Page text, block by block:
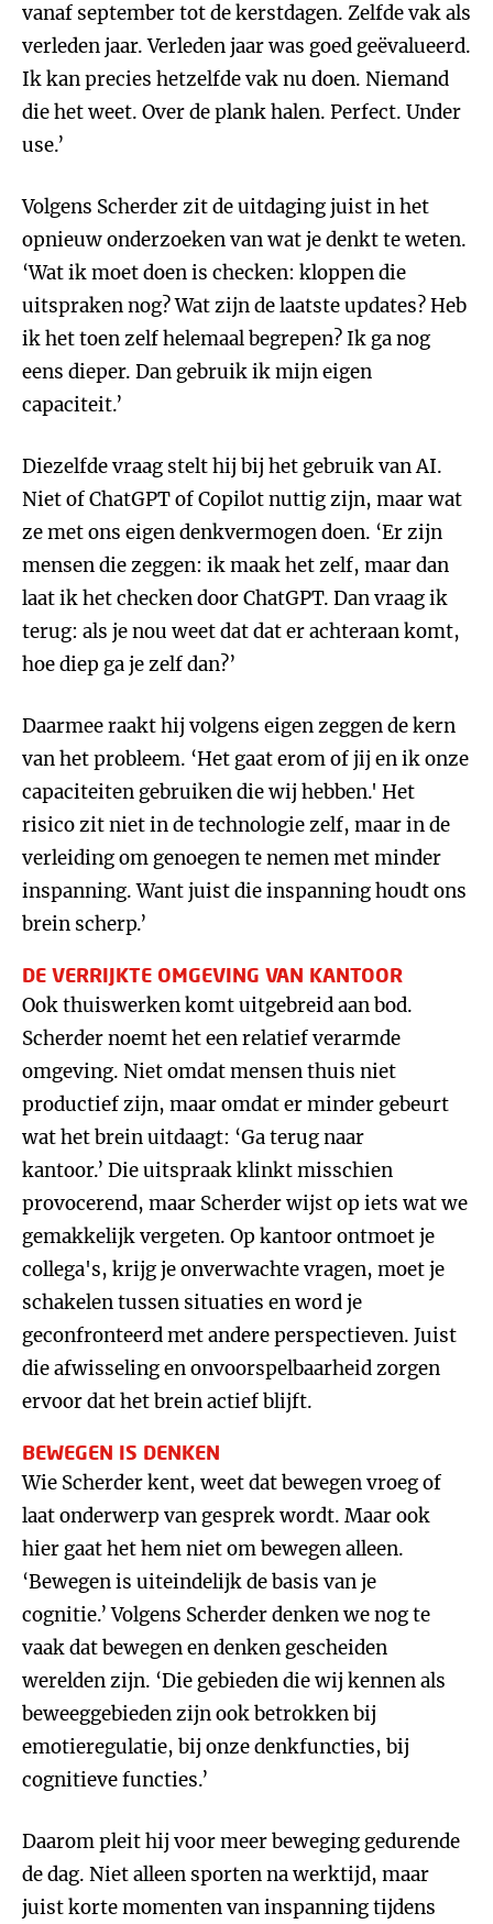
vanaf september tot de kerstdagen. Zelfde vak als
verleden jaar. Verleden jaar was goed geëvalueerd.
Ik kan precies hetzelfde vak nu doen. Niemand
die het weet. Over de plank halen. Perfect. Under
use.’
Volgens Scherder zit de uitdaging juist in het
opnieuw onderzoeken van wat je denkt te weten.
‘Wat ik moet doen is checken: kloppen die
uitspraken nog? Wat zijn de laatste updates? Heb
ik het toen zelf helemaal begrepen? Ik ga nog
eens dieper. Dan gebruik ik mijn eigen
capaciteit.’
Diezelfde vraag stelt hij bij het gebruik van AI.
Niet of ChatGPT of Copilot nuttig zijn, maar wat
ze met ons eigen denkvermogen doen. ‘Er zijn
mensen die zeggen: ik maak het zelf, maar dan
laat ik het checken door ChatGPT. Dan vraag ik
terug: als je nou weet dat dat er achteraan komt,
hoe diep ga je zelf dan?’
Daarmee raakt hij volgens eigen zeggen de kern
van het probleem. ‘Het gaat erom of jij en ik onze
capaciteiten gebruiken die wij hebben.' Het
risico zit niet in de technologie zelf, maar in de
verleiding om genoegen te nemen met minder
inspanning. Want juist die inspanning houdt ons
brein scherp.’
DE VERRIJKTE OMGEVING VAN KANTOOR
Ook thuiswerken komt uitgebreid aan bod.
Scherder noemt het een relatief verarmde
omgeving. Niet omdat mensen thuis niet
productief zijn, maar omdat er minder gebeurt
wat het brein uitdaagt: ‘Ga terug naar
kantoor.’ Die uitspraak klinkt misschien
provocerend, maar Scherder wijst op iets wat we
gemakkelijk vergeten. Op kantoor ontmoet je
collega's, krijg je onverwachte vragen, moet je
schakelen tussen situaties en word je
geconfronteerd met andere perspectieven. Juist
die afwisseling en onvoorspelbaarheid zorgen
ervoor dat het brein actief blijft.
BEWEGEN IS DENKEN
Wie Scherder kent, weet dat bewegen vroeg of
laat onderwerp van gesprek wordt. Maar ook
hier gaat het hem niet om bewegen alleen.
‘Bewegen is uiteindelijk de basis van je
cognitie.’ Volgens Scherder denken we nog te
vaak dat bewegen en denken gescheiden
werelden zijn. ‘Die gebieden die wij kennen als
beweeggebieden zijn ook betrokken bij
emotieregulatie, bij onze denkfuncties, bij
cognitieve functies.’
Daarom pleit hij voor meer beweging gedurende
de dag. Niet alleen sporten na werktijd, maar
juist korte momenten van inspanning tijdens